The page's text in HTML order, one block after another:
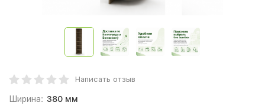
Написать отзыв
Ширина: 380 мм